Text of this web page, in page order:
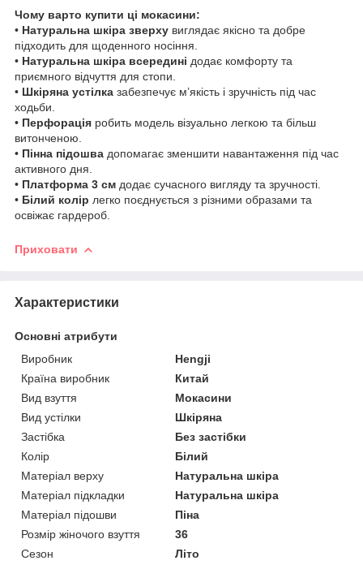
Чому варто купити ці мокасини:
• Натуральна шкіра зверху виглядає якісно та добре
підходить для щоденного носіння.
• Натуральна шкіра всередині додає комфорту та
приємного відчуття для стопи.
• Шкіряна устілка забезпечує м’якість і зручність під час
ходьби.
• Перфорація робить модель візуально легкою та більш
витонченою.
• Пінна підошва допомагає зменшити навантаження під час
активного дня.
• Платформа 3 см додає сучасного вигляду та зручності.
• Білий колір легко поєднується з різними образами та
освіжає гардероб.
Приховати
Характеристики
Основні атрибути
Виробник
Hengji
Країна виробник
Китай
Вид взуття
Мокасини
Вид устілки
Шкіряна
Застібка
Без застібки
Колір
Білий
Матеріал верху
Натуральна шкіра
Матеріал підкладки
Натуральна шкіра
Матеріал підошви
Піна
Розмір жіночого взуття
36
Сезон
Літо